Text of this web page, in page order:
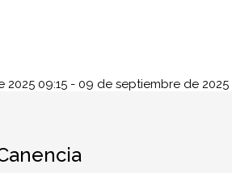
2025 09:15 - 09 de septiembre de 2025